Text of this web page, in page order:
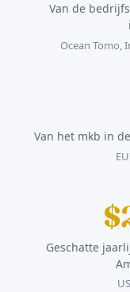
Van de
Ocean Tomo,
Van het mkb in
Geschatte